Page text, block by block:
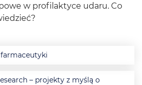
w profilaktyce udaru. Co
– projekty z myślą o